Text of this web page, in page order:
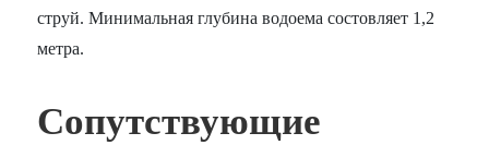
струй. Минимальная глубина водоема состовляет 1,2
метра.
Сопутствующие